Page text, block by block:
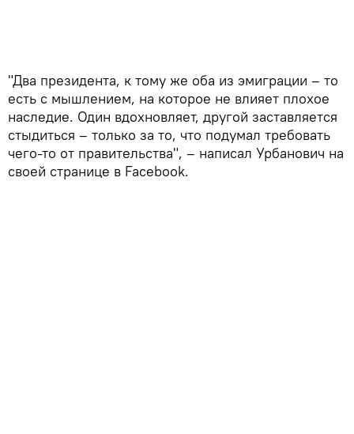
"Два президента, к тому же оба из эмиграции – то
есть с мышлением, на которое не влияет плохое
наследие. Один вдохновляет, другой заставляется
стыдиться – только за то, что подумал требовать
чего-то от правительства", – написал Урбанович на
своей странице в Facebook.